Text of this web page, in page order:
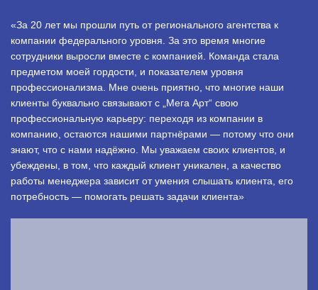
«За 20 лет мы прошли путь от регионального агентства к
компании федерального уровня. За это время многие
сотрудники выросли вместе с компанией. Команда стала
предметом моей гордости, и показателем уровня
профессионализма. Мне очень приятно, что многие наши
клиенты буквально связывают с „Мега Арт“ свою
профессиональную карьеру: переходя из компании в
компанию, остаются нашими партнёрами — потому что они
знают, что с нами надёжно. Мы уважаем своих клиентов, и
убеждены, в том, что каждый клиент уникален, а качество
работы менеджера зависит от умения слышать клиента, его
потребность — помогать решать задачи клиента».